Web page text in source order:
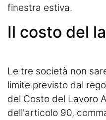
finestra estiva.
Il costo del
Le tre società non
limite previsto dal
del Costo del Lavoro
dell'articolo 90,